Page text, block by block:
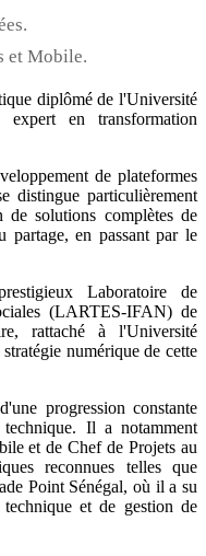
et Mobile.
diplômé de l'Université
en transformation
de plateformes
distingue particulièrement
de solutions complètes de
partage, en passant par le
Laboratoire de
(LARTES-IFAN) de
rattaché à l'Université
numérique de cette
progression constante
Il a notamment
et de Chef de Projets au
reconnues telles que
Point Sénégal, où il a su
technique et de gestion de